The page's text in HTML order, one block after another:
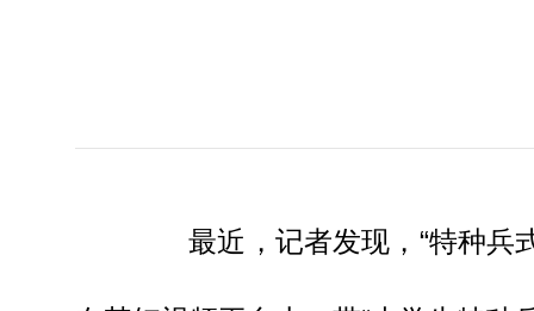
最近，记者发现，“特种兵式